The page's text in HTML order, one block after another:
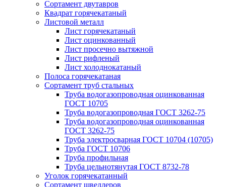
Сортамент двутавров
Квадрат горячекатаный
Листовой металл
Лист горячекатаный
Лист оцинкованный
Лист просечно вытяжной
Лист рифленый
Лист холоднокатаный
Полоса горячекатаная
Сортамент труб стальных
Труба водогазопроводная оцинкованная
ГОСТ 10705
Труба водогазопроводная ГОСТ 3262-75
Труба водогазопроводная оцинкованная
ГОСТ 3262-75
Труба электросварная ГОСТ 10704 (10705)
Труба ГОСТ 10706
Труба профильная
Труба цельнотянутая ГОСТ 8732-78
Уголок горячекатанный
Сортамент швеллеров